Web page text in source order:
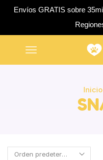
Envíos GRATIS sobre
Inicio